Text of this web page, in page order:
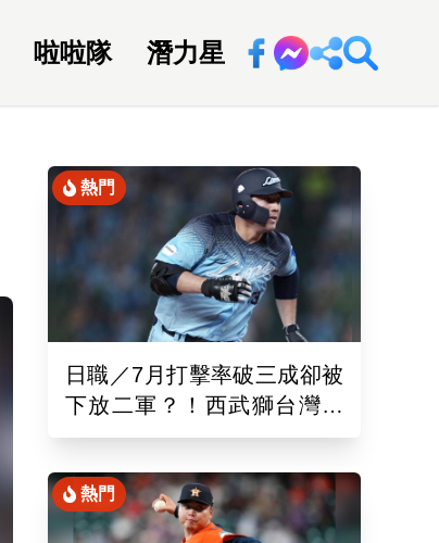
啦啦隊 潛力星 回新聞網
熱門
日職／7月打擊率破三成卻被
下放二軍？！西武獅台灣重
砲林安可「抹消登錄」原因
熱門